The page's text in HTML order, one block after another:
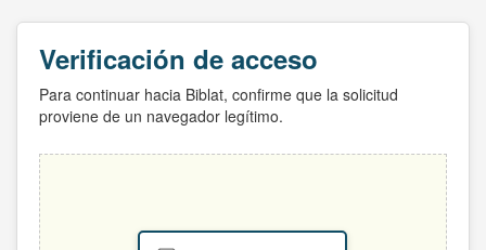
Verificación de acceso
Para continuar hacia Biblat, confirme que la solicitud
proviene de un navegador legítimo.